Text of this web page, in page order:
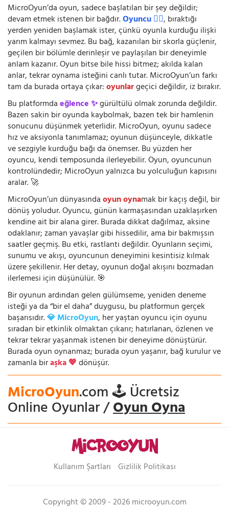
MicroOyun’da oyun, sadece başlatılan bir şey değildir;
devam etmek istenen bir bağdır.Oyuncu 🧍‍♂️, bıraktığı
yerden yeniden başlamak ister, çünkü oyunla kurduğu ilişki
yarım kalmayı sevmez. Bu bağ, kazanılan bir skorla güçlenir,
geçilen bir bölümle derinleşir ve paylaşılan bir deneyimle
anlam kazanır. Oyun bitse bile hissi bitmez; akılda kalan
anlar, tekrar oynama isteğini canlı tutar. MicroOyun’un farkı
tam da burada ortaya çıkar:oyunlargeçici değildir, iz bırakır.
Bu platformdaeğlence ✨gürültülü olmak zorunda değildir.
Bazen sakin bir oyunda kaybolmak, bazen tek bir hamlenin
sonucunu düşünmek yeterlidir. MicroOyun, oyunu sadece
hız ve aksiyonla tanımlamaz; oyunun düşünceyle, dikkatle
ve sezgiyle kurduğu bağı da önemser. Bu yüzden her
oyuncu, kendi temposunda ilerleyebilir. Oyun, oyuncunun
kontrolündedir; MicroOyun yalnızca bu yolculuğun kapısını
aralar. 🚀
MicroOyun’un dünyasındaoyun oynamak bir kaçış değil, bir
dönüş yoludur. Oyuncu, günün karmaşasından uzaklaşırken
kendine ait bir alana girer. Burada dikkat dağılmaz, aksine
odaklanır; zaman yavaşlar gibi hissedilir, ama bir bakmışsın
saatler geçmiş. Bu etki, rastlantı değildir. Oyunların seçimi,
sunumu ve akışı, oyuncunun deneyimini kesintisiz kılmak
üzere şekillenir. Her detay, oyunun doğal akışını bozmadan
ilerlemesi için düşünülür. 🎯
Bir oyunun ardından gelen gülümseme, yeniden deneme
isteği ya da “bir el daha” duygusu, bu platformun gerçek
başarısıdır.💎 MicroOyun, her yaştan oyuncu için oyunu
sıradan bir etkinlik olmaktan çıkarır; hatırlanan, özlenen ve
tekrar tekrar yaşanmak istenen bir deneyime dönüştürür.
Burada oyun oynanmaz; burada oyun yaşanır, bağ kurulur ve
zamanla biraşka 💖dönüşür.
MicroOyun.com 🕹️ Ücretsiz
Online Oyunlar /Oyun Oyna
Kullanım Şartları Gizlilik Politikası
Copyright © 2009 - 2026 microoyun.com